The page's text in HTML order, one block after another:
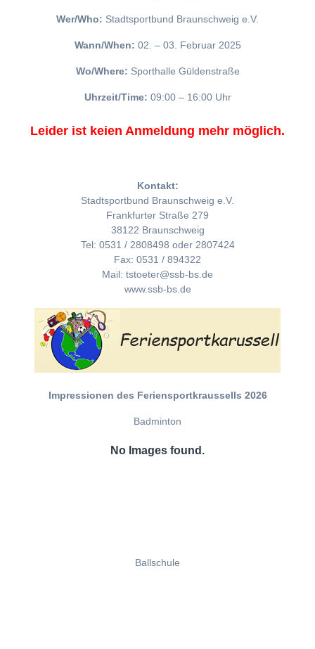
Wer/Who: Stadtsportbund Braunschweig e.V.
Wann/When: 02. – 03. Februar 2025
Wo/Where: Sporthalle Güldenstraße
Uhrzeit/Time: 09:00 – 16:00 Uhr
Leider ist keien Anmeldung mehr möglich.
Kontakt:
Stadtsportbund Braunschweig e.V.
Frankfurter Straße 279
38122 Braunschweig
Tel: 0531 / 2808498 oder 2807424
Fax: 0531 / 894322
Mail: tstoeter@ssb-bs.de
www.ssb-bs.de
Impressionen des Feriensportkraussells 2026
Badminton
No Images found.
Ballschule